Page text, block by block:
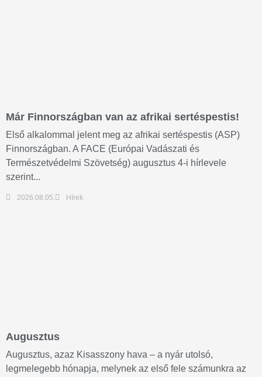
Már Finnországban van az afrikai sertéspestis!
Első alkalommal jelent meg az afrikai sertéspestis (ASP)
Finnországban. A FACE (Európai Vadászati és
Természetvédelmi Szövetség) augusztus 4-i hírlevele
szerint...
2026.08.05. Hírek
Augusztus
Augusztus, azaz Kisasszony hava – a nyár utolsó,
legmelegebb hónapja, melynek az első fele számunkra az